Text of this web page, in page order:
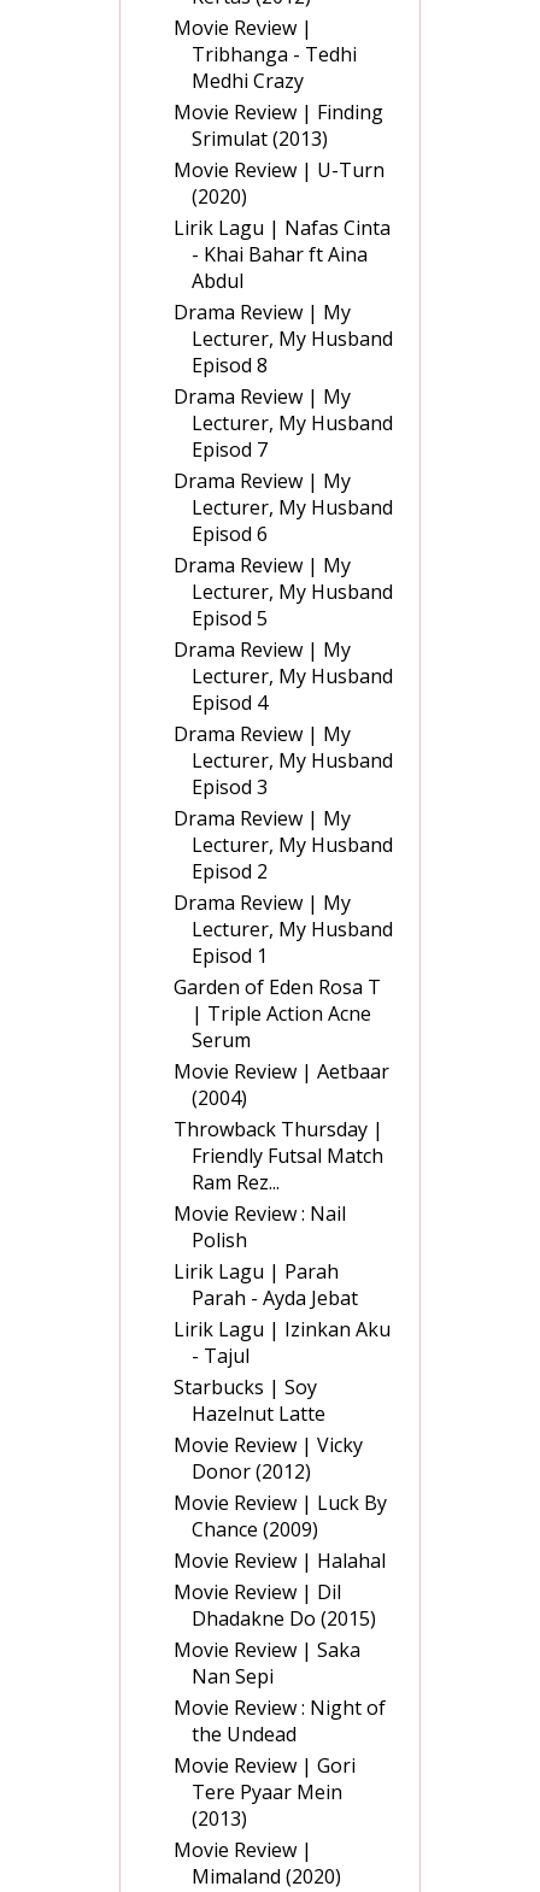
Movie Review |
Tribhanga - Tedhi
Medhi Crazy
Movie Review | Finding
Srimulat (2013)
Movie Review | U-Turn
(2020)
Lirik Lagu | Nafas Cinta
- Khai Bahar ft Aina
Abdul
Drama Review | My
Lecturer, My Husband
Episod 8
Drama Review | My
Lecturer, My Husband
Episod 7
Drama Review | My
Lecturer, My Husband
Episod 6
Drama Review | My
Lecturer, My Husband
Episod 5
Drama Review | My
Lecturer, My Husband
Episod 4
Drama Review | My
Lecturer, My Husband
Episod 3
Drama Review | My
Lecturer, My Husband
Episod 2
Drama Review | My
Lecturer, My Husband
Episod 1
Garden of Eden Rosa T
| Triple Action Acne
Serum
Movie Review | Aetbaar
(2004)
Throwback Thursday |
Friendly Futsal Match
Ram Rez...
Movie Review : Nail
Polish
Lirik Lagu | Parah
Parah - Ayda Jebat
Lirik Lagu | Izinkan Aku
- Tajul
Starbucks | Soy
Hazelnut Latte
Movie Review | Vicky
Donor (2012)
Movie Review | Luck By
Chance (2009)
Movie Review | Halahal
Movie Review | Dil
Dhadakne Do (2015)
Movie Review | Saka
Nan Sepi
Movie Review : Night of
the Undead
Movie Review | Gori
Tere Pyaar Mein
(2013)
Movie Review |
Mimaland (2020)